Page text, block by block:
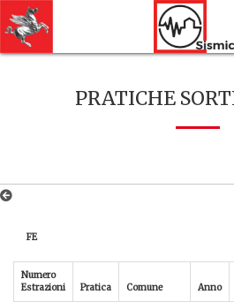
PRATICHE
FE
Numero
Estrazioni
Pratica Comune Anno